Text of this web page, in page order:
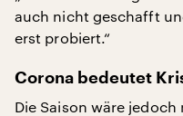
auch nicht geschafft
erst probiert.“
Corona bedeutet
Die Saison wäre